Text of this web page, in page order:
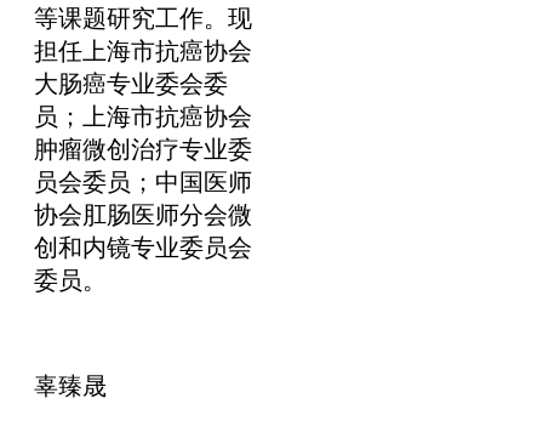
等课题研究工作。现
担任上海市抗癌协会
大肠癌专业委会委
员；上海市抗癌协会
肿瘤微创治疗专业委
员会委员；中国医师
协会肛肠医师分会微
创和内镜专业委员会
委员。
辜臻晟